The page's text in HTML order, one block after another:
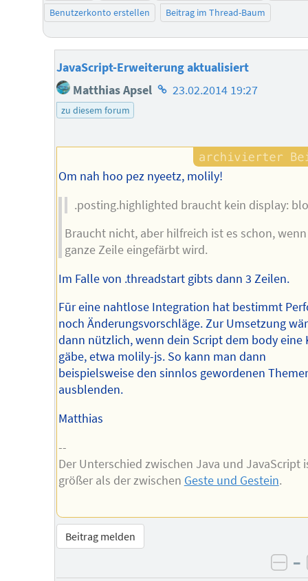
Benutzerkonto erstellen
Beitrag im Thread-Baum
JavaScript-Erweiterung aktualisiert
Matthias Apsel Homepage
23.02.2014 19:27
zu diesem forum
Om nah hoo pez nyeetz, molily!
.posting.highlighted braucht kein display:
Braucht nicht, aber hilfreich ist es schon,
ganze Zeile eingefärbt wird.
Im Falle von .threadstart gibts dann 3 Zeilen.
Fūr eine nahtlose Integration hat bestimmt
noch Änderungsvorschläge. Zur Umsetzung
dann nützlich, wenn dein Script dem body eine
gäbe, etwa molily-js. So kann man dann
beispielsweise den sinnlos gewordenen
ausblenden.
Matthias
--
Der Unterschied zwischen Java und JavaScript
größer als der zwischen Geste und Gestein.
Beitrag melden
–